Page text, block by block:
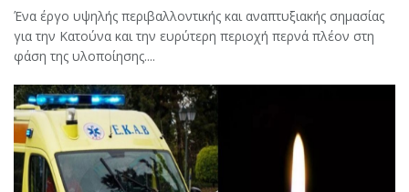
Ένα έργο υψηλής περιβαλλοντικής και αναπτυξιακής σημασίας
για την Κατούνα και την ευρύτερη περιοχή περνά πλέον στη
φάση της υλοποίησης....